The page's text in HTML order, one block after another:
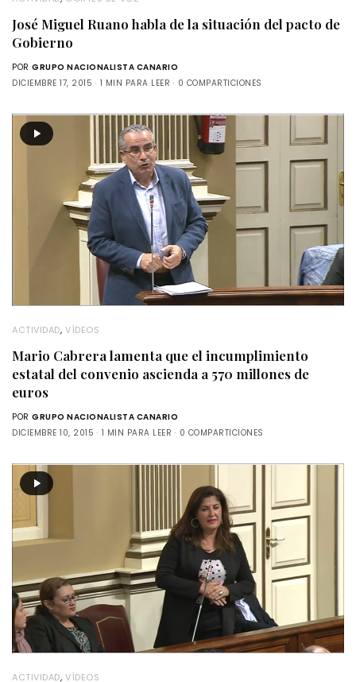
José Miguel Ruano habla de la situación del pacto de
Gobierno
POR GRUPO NACIONALISTA CANARIO
DICIEMBRE 17, 2015
1 MIN PARA LEER 0 COMPARTICIONES
ACTIVIDAD,VÍDEOS
Mario Cabrera lamenta que el incumplimiento
estatal del convenio ascienda a 570 millones de
euros
POR GRUPO NACIONALISTA CANARIO
DICIEMBRE 10, 2015
1 MIN PARA LEER 0 COMPARTICIONES
ACTIVIDAD,VÍDEOS